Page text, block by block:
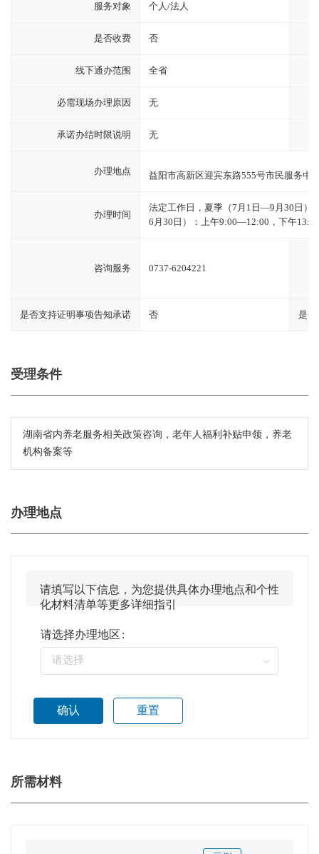
服务对象 个人/法人
是否收费 否
线下通办范围 全省
必需现场办理原因 无
承诺办结时限说明 无
办理地点 益阳市高新区迎宾东路555号市民服务中
办理时间
法定工作日，夏季（7月1日—9月30日
6月30日）：上午9:00—12:00，下午
咨询服务 0737-6204221
是否支持证明事项告知承诺 否 是否
受理条件
湖南省内养老服务相关政策咨询，老年人福利补贴申领，养老
机构备案等
办理地点
请填写以下信息，为您提供具体办理地点和个性
化材料清单等更多详细指引
请选择办理地区 :
确认 重置
所需材料